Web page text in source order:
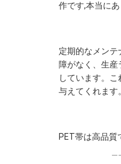
作です,本当に
定期的なメンテ
障がなく、生
しています。
与えてくれます。
PET帯は高品質